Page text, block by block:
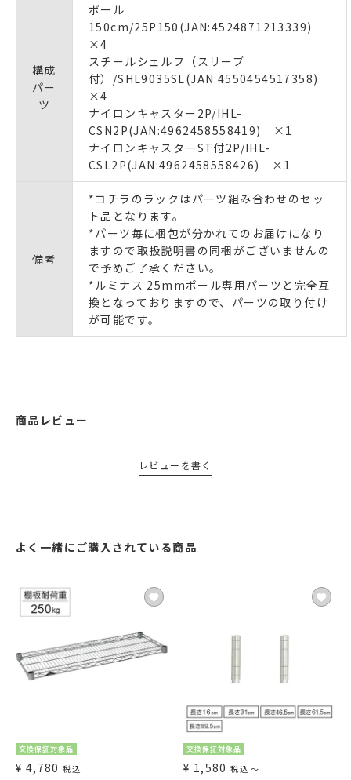
構成
パー
ツ
ポール
150cm/25P150(JAN:4524871213339)
×4
スチールシェルフ（スリーブ
付）/SHL9035SL(JAN:4550454517358)
×4
ナイロンキャスター2P/IHL-
CSN2P(JAN:4962458558419) ×1
ナイロンキャスターST付2P/IHL-
CSL2P(JAN:4962458558426) ×1
備考
*コチラのラックはパーツ組み合わせのセッ
ト品となります。
*パーツ毎に梱包が分かれてのお届けになり
ますので取扱説明書の同梱がございませんの
で予めご了承ください。
*ルミナス 25mmポール専用パーツと完全互
換となっておりますので、パーツの取り付け
が可能です。
商品レビュー
レビューを書く
よく一緒にご購入されている商品
交換保証対象品
¥ 4,780 税込
交換保証対象品
¥ 1,580 税込 〜